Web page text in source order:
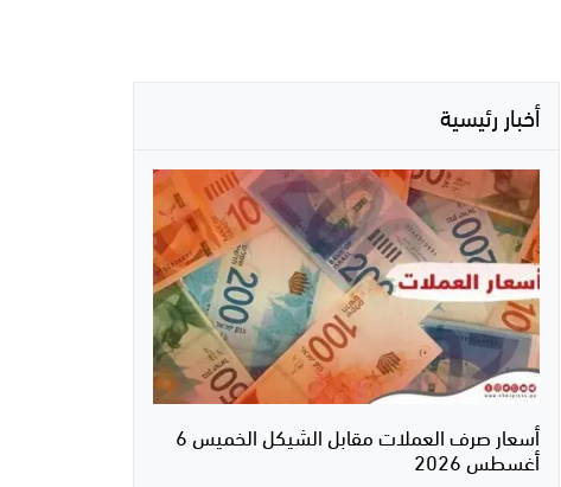
أخبار رئيسية
أسعار صرف العملات مقابل الشيكل الخميس 6
أغسطس 2026